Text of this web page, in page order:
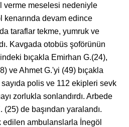
verme meselesi nedeniyle
kenarında devam edince
taraflar tekme, yumruk ve
Kavgada otobüs şoförünün
bıçakla Emirhan G.(24),
ve Ahmet G.'yi (49) bıçakla
polis ve 112 ekipleri sevk
zorlukla sonlandırdı. Arbede
(25) de başından yaralandı.
edilen ambulanslarla İnegöl